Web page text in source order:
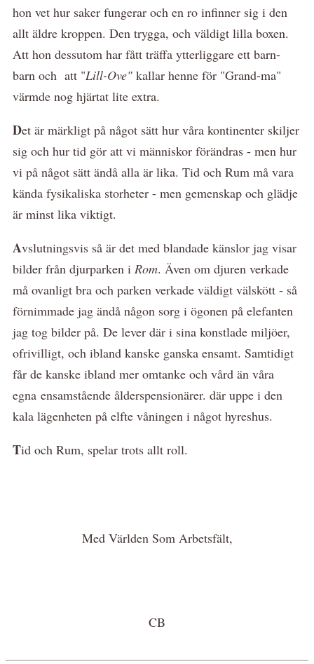
hon vet hur saker fungerar och en ro infinner sig i den
allt äldre kroppen. Den trygga, och väldigt lilla boxen.
Att hon dessutom har fått träffa ytterliggare ett barn-
barn och att "Lill-Ove" kallar henne för "Grand-ma"
värmde nog hjärtat lite extra.
Det är märkligt på något sätt hur våra kontinenter skiljer
sig och hur tid gör att vi människor förändras - men hur
vi på något sätt ändå alla är lika. Tid och Rum må vara
kända fysikaliska storheter - men gemenskap och glädje
är minst lika viktigt.
Avslutningsvis så är det med blandade känslor jag visar
bilder från djurparken i Rom. Även om djuren verkade
må ovanligt bra och parken verkade väldigt välskött - så
förnimmade jag ändå någon sorg i ögonen på elefanten
jag tog bilder på. De lever där i sina konstlade miljöer,
ofrivilligt, och ibland kanske ganska ensamt. Samtidigt
får de kanske ibland mer omtanke och vård än våra
egna ensamstående ålderspensionärer. där uppe i den
kala lägenheten på elfte våningen i något hyreshus.
Tid och Rum, spelar trots allt roll.
Med Världen Som Arbetsfält,
CB